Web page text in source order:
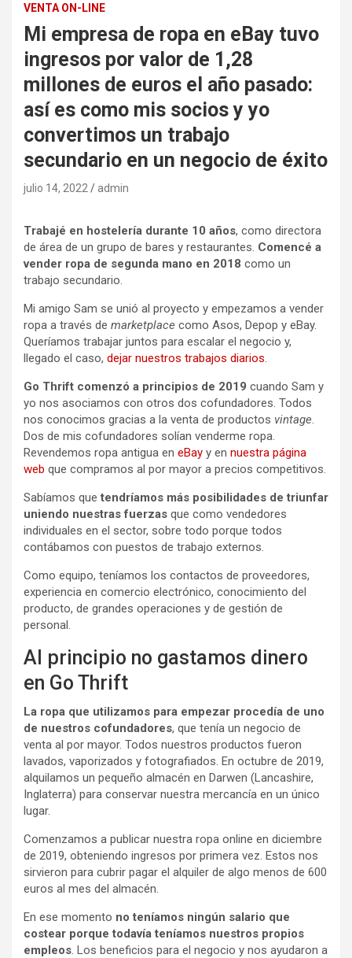
VENTA ON-LINE
Mi empresa de ropa en eBay tuvo
ingresos por valor de 1,28
millones de euros el año pasado:
así es como mis socios y yo
convertimos un trabajo
secundario en un negocio de éxito
julio 14, 2022 admin
Trabajé en hostelería durante 10 años, como directora
de área de un grupo de bares y restaurantes. Comencé a
vender ropa de segunda mano en 2018 como un
trabajo secundario.
Mi amigo Sam se unió al proyecto y empezamos a vender
ropa a través de marketplace como Asos, Depop y eBay.
Queríamos trabajar juntos para escalar el negocio y,
llegado el caso, dejar nuestros trabajos diarios.
Go Thrift comenzó a principios de 2019 cuando Sam y
yo nos asociamos con otros dos cofundadores. Todos
nos conocimos gracias a la venta de productos vintage.
Dos de mis cofundadores solían venderme ropa.
Revendemos ropa antigua en eBay y en nuestra página
web que compramos al por mayor a precios competitivos.
Sabíamos quetendríamos más posibilidades de triunfar
uniendo nuestras fuerzas que como vendedores
individuales en el sector, sobre todo porque todos
contábamos con puestos de trabajo externos.
Como equipo, teníamos los contactos de proveedores,
experiencia en comercio electrónico, conocimiento del
producto, de grandes operaciones y de gestión de
personal.
Al principio no gastamos dinero
en Go Thrift
La ropa que utilizamos para empezar procedía de uno
de nuestros cofundadores, que tenía un negocio de
venta al por mayor. Todos nuestros productos fueron
lavados, vaporizados y fotografiados. En octubre de 2019,
alquilamos un pequeño almacén en Darwen (Lancashire,
Inglaterra) para conservar nuestra mercancía en un único
lugar.
Comenzamos a publicar nuestra ropa online en diciembre
de 2019, obteniendo ingresos por primera vez. Estos nos
sirvieron para cubrir pagar el alquiler de algo menos de 600
euros al mes del almacén.
En ese momento no teníamos ningún salario que
costear porque todavía teníamos nuestros propios
empleos. Los beneficios para el negocio y nos ayudaron a